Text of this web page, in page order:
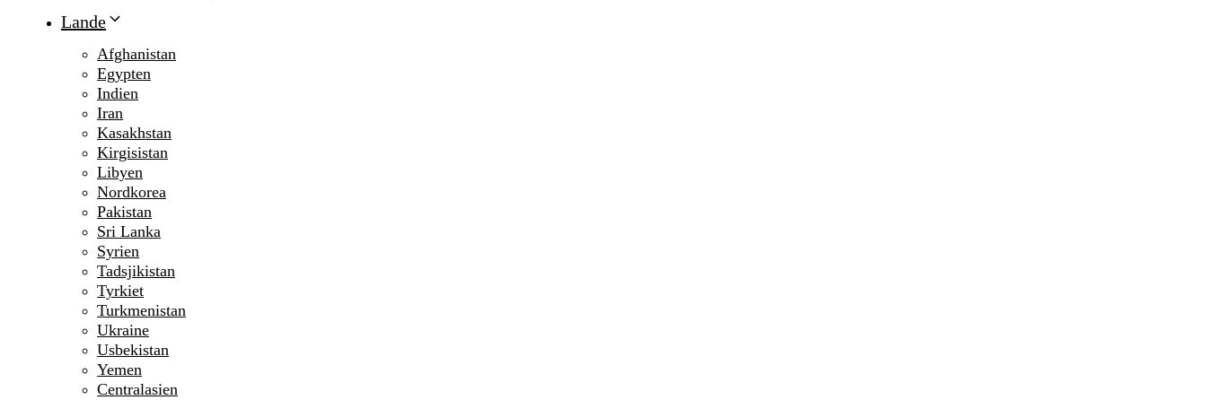
Lande
Afghanistan
Egypten
Indien
Iran
Kasakhstan
Kirgisistan
Libyen
Nordkorea
Pakistan
Sri Lanka
Syrien
Tadsjikistan
Tyrkiet
Turkmenistan
Ukraine
Usbekistan
Yemen
Centralasien